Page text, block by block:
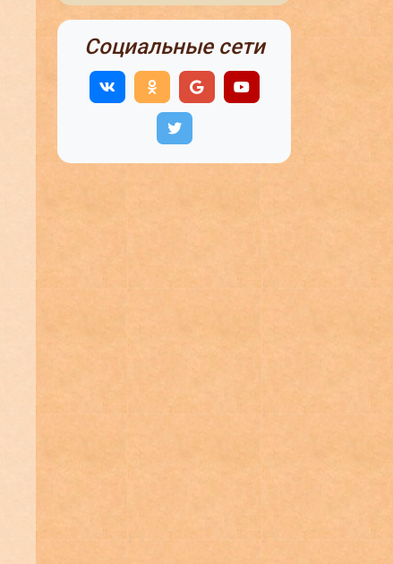
Социальные сети